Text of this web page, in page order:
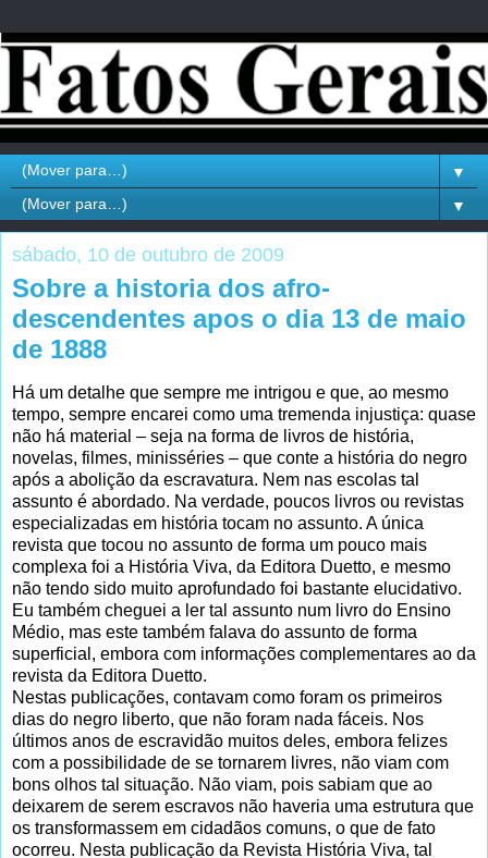
▼
▼
sábado, 10 de outubro de 2009
Sobre a historia dos afro-
descendentes apos o dia 13 de maio
de 1888
Há um detalhe que sempre me intrigou e que, ao mesmo
tempo, sempre encarei como uma tremenda injustiça: quase
não há material – seja na forma de livros de história,
novelas, filmes, minisséries – que conte a história do negro
após a abolição da escravatura. Nem nas escolas tal
assunto é abordado. Na verdade, poucos livros ou revistas
especializadas em história tocam no assunto. A única
revista que tocou no assunto de forma um pouco mais
complexa foi a História Viva, da Editora Duetto, e mesmo
não tendo sido muito aprofundado foi bastante elucidativo.
Eu também cheguei a ler tal assunto num livro do Ensino
Médio, mas este também falava do assunto de forma
superficial, embora com informações complementares ao da
revista da Editora Duetto.
Nestas publicações, contavam como foram os primeiros
dias do negro liberto, que não foram nada fáceis. Nos
últimos anos de escravidão muitos deles, embora felizes
com a possibilidade de se tornarem livres, não viam com
bons olhos tal situação. Não viam, pois sabiam que ao
deixarem de serem escravos não haveria uma estrutura que
os transformassem em cidadãos comuns, o que de fato
ocorreu. Nesta publicação da Revista História Viva, tal